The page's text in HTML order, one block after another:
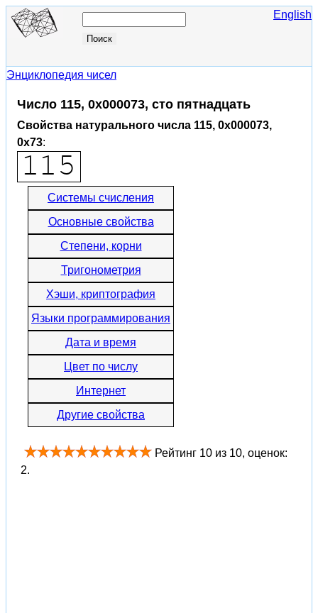
English
Энциклопедия чисел
Число 115, 0x000073, сто пятнадцать
Свойства натурального числа 115, 0x000073,
0x73:
Системы счисления
Основные свойства
Степени, корни
Тригонометрия
Хэши, криптография
Языки программирования
Дата и время
Цвет по числу
Интернет
Другие свойства
Рейтинг 10 из 10, оценок:
2.